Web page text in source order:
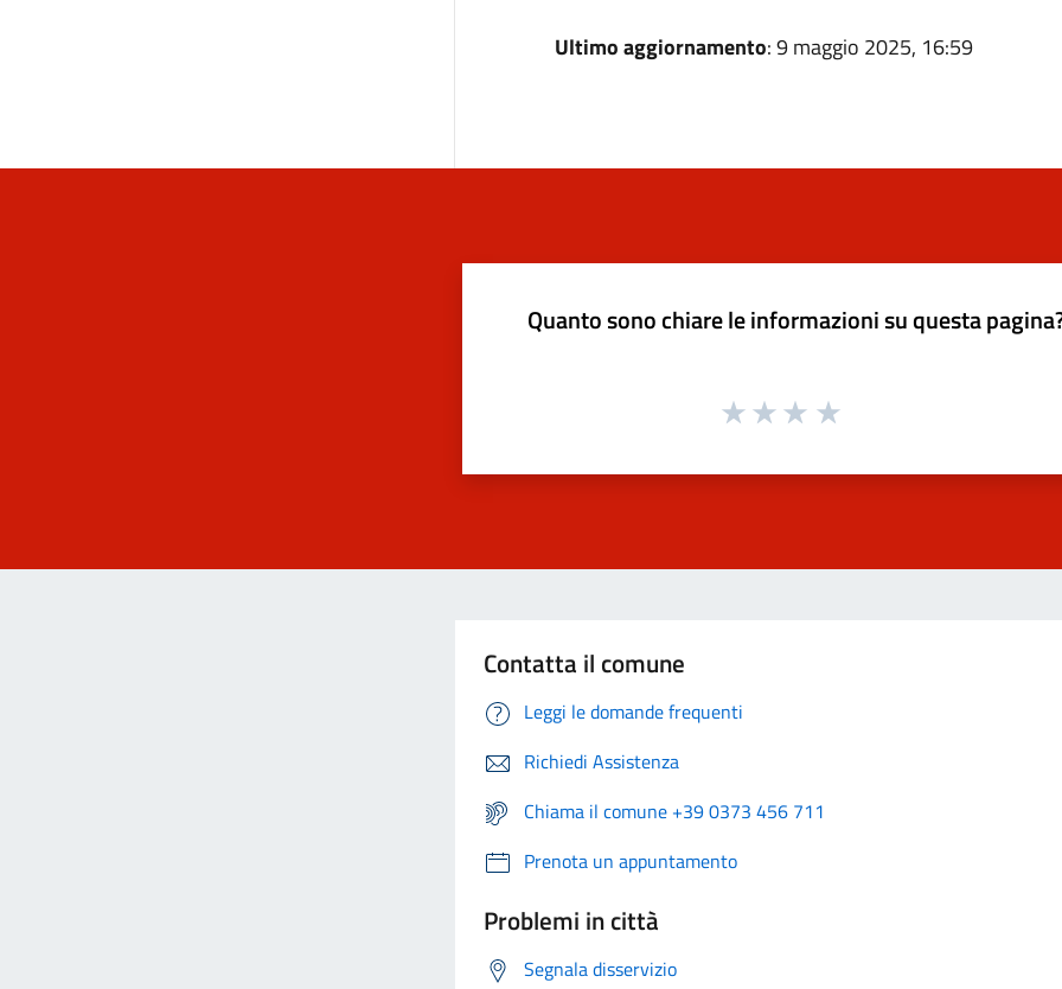
Ultimo aggiornamento: 9 maggio 2025, 16:59
Quanto sono chiare le informazioni su questa
Contatta il comune
Leggi le domande frequenti
Richiedi Assistenza
Chiama il comune +39 0373 456 711
Prenota un appuntamento
Problemi in città
Segnala disservizio